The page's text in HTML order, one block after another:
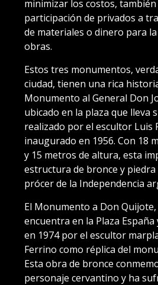
minimizar los costos, también
participación de privados a
de materiales o dinero para
obras.
Estos tres monumentos,
ciudad, tienen una rica
Monumento al General Don
ubicado en la plaza que lleva
realizado por el escultor Luis
inaugurado en 1956. Con 18
y 15 metros de altura, esta
estructura de bronce y
prócer de la Independencia
El Monumento a Don
encuentra en la Plaza
en 1974 por el escultor
Ferrino como réplica del
Esta obra de bronce
personaje cervantino y ha